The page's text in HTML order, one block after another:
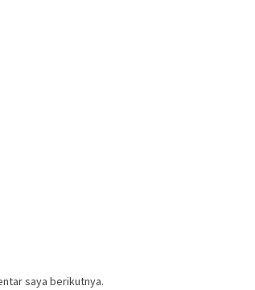
saya berikutnya.